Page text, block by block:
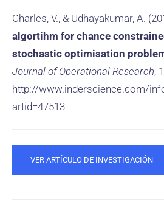
Charles, V., & Udhayakumar, A.
algortihm for chance
stochastic optimisation
Journal of Operational Research,
http://www.inderscience.com/
artid=47513
VER ARTÍCULO DE INVESTIGACIÓN